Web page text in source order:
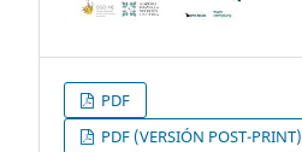
PDF
PDF (VERSIÓN POST-PRINT)